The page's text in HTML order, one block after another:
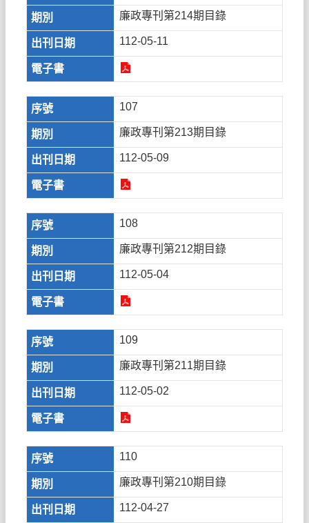
廉政專刊第214期目錄
112-05-11
107
廉政專刊第213期目錄
112-05-09
108
廉政專刊第212期目錄
112-05-04
109
廉政專刊第211期目錄
112-05-02
110
廉政專刊第210期目錄
112-04-27